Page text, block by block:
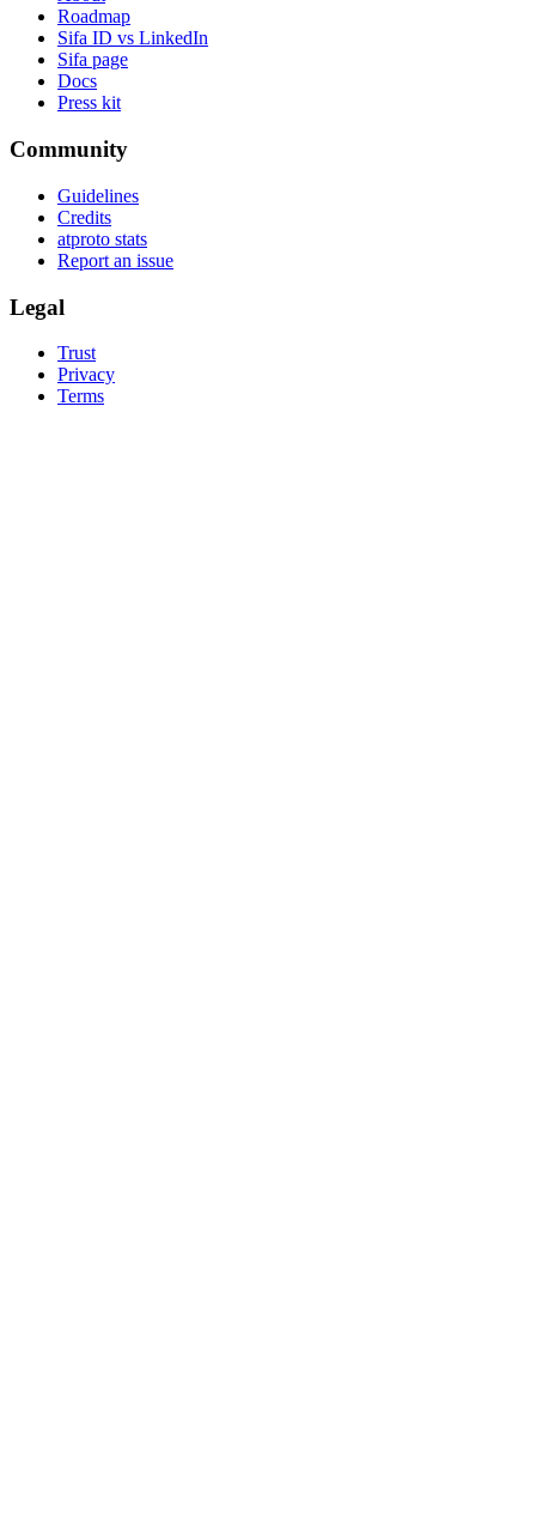
Roadmap
Sifa ID vs LinkedIn
Sifa page
Docs
Press kit
Community
Guidelines
Credits
atproto stats
Report an issue
Legal
Trust
Privacy
Terms